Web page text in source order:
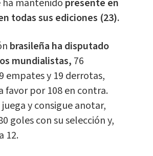
ha mantenido presente en
todas sus ediciones (23).
brasileña ha disputado
mundialistas, 76
empates y 19 derrotas,
favor por 108 en contra.
juega y consigue anotar,
goles con su selección y,
12.